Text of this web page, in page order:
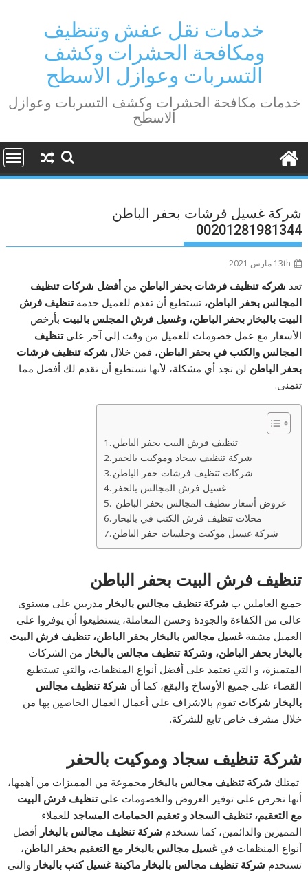
خدمات نقل عفش وتنظيف
ومكافحة الحشرات وكشف
التسربات وعوازل الاسطح
خدمات مكافحة الحشرات وكشف التسربات وعوازل
الاسطح
شركة غسيل فرشات بحفر الباطن
00201281981344
13th مارس 2021
تعد شركه تنظيف فرشات بحفر الباطن من أفضل شركات تنظيف
المجالس بحفر الباطن،تستطيع أن تقدم للعميل خدمة تنظيف فرش
البيت بالبخار بحفر الباطن، وغسيل فرش المجلس بالبيت بأرخص
الأسعار مع عمل خصومات للعميل من وقت إلى آخر علىتنظيف
المجالس والكنب في بحفر الباطن، فمن خلال شركه تنظيف فرشات
بحفر الباطن لن تجد أي مشكلة، لأنها تستطيع أن تقدم لك أفضل مما
تتمنى.
تنظيف فرش البيت بحفر الباطن
شركة تنظيف سجاد وموكيت بالحفر
شركات تنظيف فرشات حفر الباطن
عروض أسعار تنظيف المجالس بحفر الباطن
محلات تنظيف فرش الكنب في بالبحار
شركة غسيل موكيت وجلسات حفر الباطن
تنظيف فرش البيت بحفر الباطن
جميع العاملين ب شركة تنظيف مجالس بالبخار مدربين على مستوى
عالي من الكفاءة والجودة وحسن المعاملة، يستطيعوا أن يوفروا على
العميل مشقةغسيل مجالس بالبخار بحفر الباطن، تنظيف فرش البيت
بالبخار بحفر الباطن، وشركة تنظيف مجالس بالبخار من الشركات
المتميزة، و التي تعتمد على أفضل أنواع المنظفات، والتي تستطيع
القضاء على جميع الأوساخ والبقع، كما أن شركة تنظيف مجالس
بالبخار شركاتتقوم بالإشراف على أعمال العمال الخاصين بها من
خلال مشرف خاص تابع للشركة.
شركة تنظيف سجاد وموكيت بالحفر
تمتلك شركة تنظيف مجالس بالبخار مجموعة من المميزات من أهمها،
أنها تحرص على توفير العروض والخصومات علىتنظيف فرش البيت
مع التعقيم، تنظيف السجاد و تعقيم الحمامات المساجد للعملاء
المميزين والدائمين، كما تستخدم شركة تنظيف مجالس بالبخار أفضل
أنواع المنظفات فيغسيل مجالس بالبخار مع التعقيم بحفر الباطن،
تستخدم شركة تنظيف مجالس بالبخار ماكينة غسيل كنب بالبخار والتي